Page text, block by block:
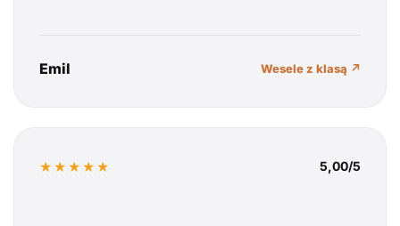
Emil Wesele z klasą ↗
★★★★★ 5,00/5